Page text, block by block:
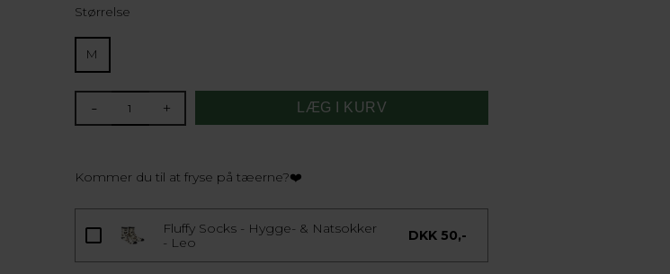
Størrelse
M
- +
Kommer du til at fryse på tæerne?❤️
Fluffy Socks - Hygge- & Natsokker
- Leo
DKK 50,-